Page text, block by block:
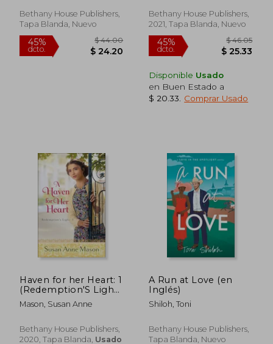
40%
dcto. $ 30.16
40%
dcto.
Bethany House Publishers,
Tapa Blanda, Nuevo
Bethany House Publishers,
2021, Tapa Blanda, Nuevo
Disponible Usado
en Buen Estado a
$ 20.33
Comprar Usado
Haven for her Heart: 1
(Redemption'S Light)
(en Inglés)
Mason, Susan Anne
Bethany House Publishers,
2020, Tapa Blanda, Usado
A Run at Love (en
Inglés)
Shiloh, Toni
Bethany House Publishers,
Tapa Blanda, Nuevo